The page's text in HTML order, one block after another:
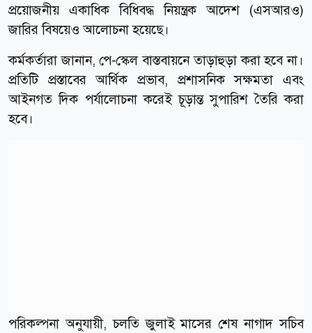
প্রয়োজনীয় একাধিক বিধিবদ্ধ নিয়ন্ত্রক আদেশ (এসআরও)
জারির বিষয়েও আলোচনা হয়েছে।
কর্মকর্তারা জানান, পে-স্কেল বাস্তবায়নে তাড়াহুড়া করা হবে না।
প্রতিটি প্রস্তাবের আর্থিক প্রভাব, প্রশাসনিক সক্ষমতা এবং
আইনগত দিক পর্যালোচনা করেই চূড়ান্ত সুপারিশ তৈরি করা
হবে।
পরিকল্পনা অনুযায়ী, চলতি জুলাই মাসের শেষ নাগাদ সচিব